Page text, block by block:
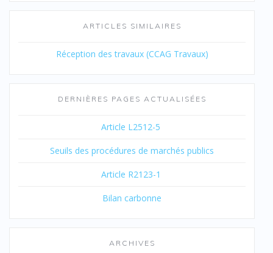
ARTICLES SIMILAIRES
Réception des travaux (CCAG Travaux)
DERNIÈRES PAGES ACTUALISÉES
Article L2512-5
Seuils des procédures de marchés publics
Article R2123-1
Bilan carbonne
ARCHIVES